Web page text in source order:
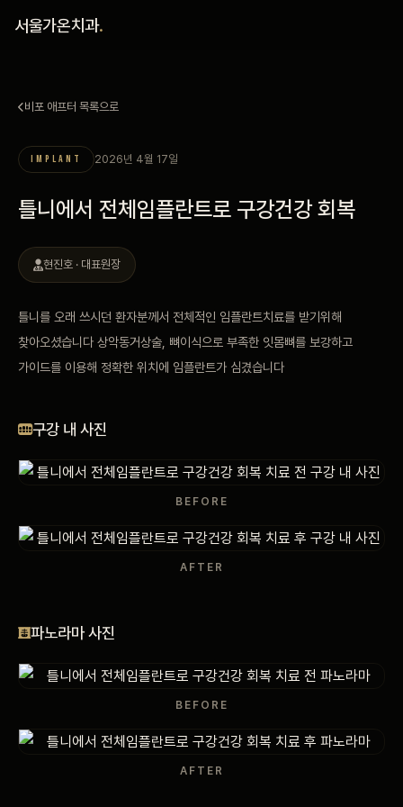
서울가온치과.
커뮤니티
안내
예약 안내
블로그
비포 애프터
공지사항
치과 백과사전
회원가입 / 로그인
비포 애프터 목록으로
IMPLANT 2026년 4월 17일
틀니에서 전체임플란트로 구강건강 회복
현진호 · 대표원장
틀니를 오래 쓰시던 환자분께서 전체적인 임플란트치료를 받기위해
찾아오셨습니다 상악동거상술, 뼈이식으로 부족한 잇몸뼈를 보강하고
가이드를 이용해 정확한 위치에 임플란트가 심겼습니다
구강 내 사진
BEFORE
AFTER
파노라마 사진
BEFORE
AFTER